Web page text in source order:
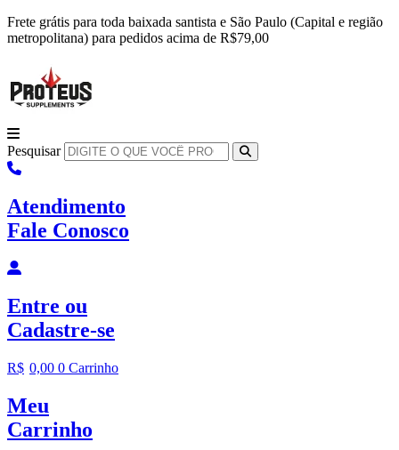
Ir
para
conteúdo
Frete grátis para toda baixada santista e São Paulo (Capital e região
metropolitana) para pedidos acima de R$79,00
Pesquisar
Atendimento
Fale Conosco
Entre ou
Cadastre-se
R$ 0,00 0 Carrinho
Meu
Carrinho